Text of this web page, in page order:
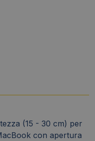
(15 - 30 cm) per
con apertura